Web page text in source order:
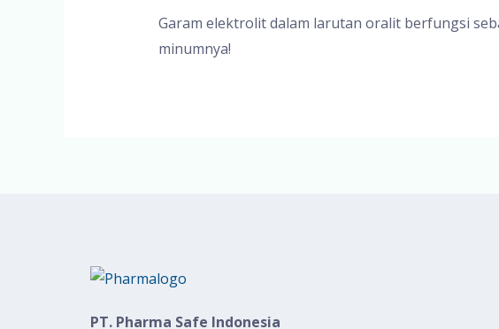
Garam elektrolit dalam larutan oralit berfungsi
minumnya!
PT. Pharma Safe Indonesia